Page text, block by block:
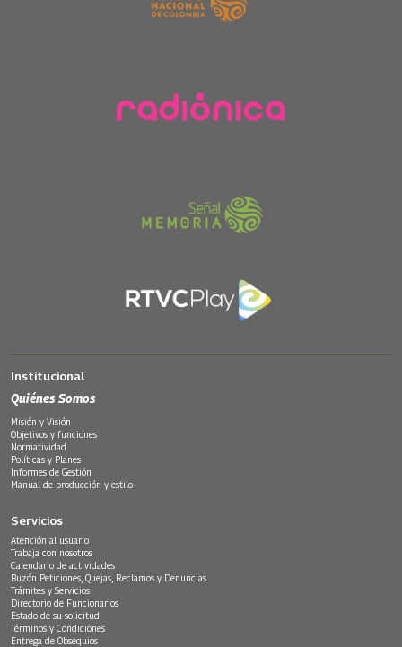
Institucional
Quiénes Somos
Misión y Visión
Objetivos y funciones
Normatividad
Políticas y Planes
Informes de Gestión
Manual de producción y estilo
Servicios
Atención al usuario
Trabaja con nosotros
Calendario de actividades
Buzón Peticiones, Quejas, Reclamos y Denuncias
Trámites y Servicios
Directorio de Funcionarios
Estado de su solicitud
Términos y Condiciones
Entrega de Obsequios